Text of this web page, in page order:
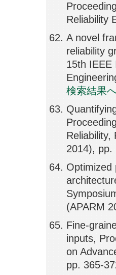
Reliability
A novel
reliability
15th IEEE
検索結果
Reliability,
2014), pp.
Optimized
(APARM
Fine-
inputs,
on
pp. 365-